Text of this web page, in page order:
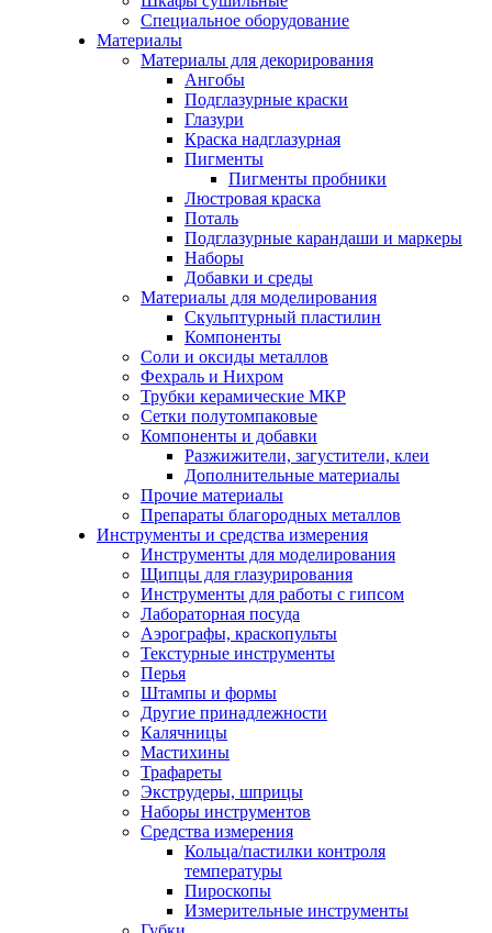
Специальное оборудование
Материалы
Материалы для декорирования
Ангобы
Подглазурные краски
Глазури
Краска надглазурная
Пигменты
Пигменты пробники
Люстровая краска
Поталь
Подглазурные карандаши и маркеры
Наборы
Добавки и среды
Материалы для моделирования
Скульптурный пластилин
Компоненты
Соли и оксиды металлов
Фехраль и Нихром
Трубки керамические МКР
Сетки полутомпаковые
Компоненты и добавки
Разжижители, загустители, клеи
Дополнительные материалы
Прочие материалы
Препараты благородных металлов
Инструменты и средства измерения
Инструменты для моделирования
Щипцы для глазурирования
Инструменты для работы с гипсом
Лабораторная посуда
Аэрографы, краскопульты
Текстурные инструменты
Перья
Штампы и формы
Другие принадлежности
Калячницы
Мастихины
Трафареты
Экструдеры, шприцы
Наборы инструментов
Средства измерения
Кольца/пастилки контроля
температуры
Пироскопы
Измерительные инструменты